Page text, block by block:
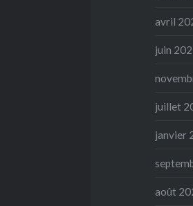
avril
juin
juillet
janvier
août